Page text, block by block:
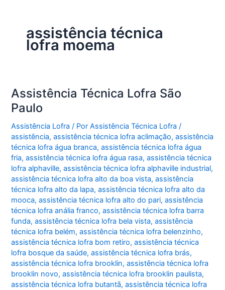
assistência técnica
lofra moema
Assistência Técnica Lofra São
Paulo
Assistência Lofra / PorAssistência Técnica Lofra/
assistência,assistência técnica lofra aclimação,assistência
técnica lofra água branca,assistência técnica lofra água
fria,assistência técnica lofra água rasa,assistência técnica
lofra alphaville,assistência técnica lofra alphaville industrial,
assistência técnica lofra alto da boa vista,assistência
técnica lofra alto da lapa,assistência técnica lofra alto da
mooca,assistência técnica lofra alto do pari,assistência
técnica lofra anália franco,assistência técnica lofra barra
funda,assistência técnica lofra bela vista,assistência
técnica lofra belém,assistência técnica lofra belenzinho,
assistência técnica lofra bom retiro,assistência técnica
lofra bosque da saúde,assistência técnica lofra brás,
assistência técnica lofra brooklin,assistência técnica lofra
brooklin novo,assistência técnica lofra brooklin paulista,
assistência técnica lofra butantã,assistência técnica lofra